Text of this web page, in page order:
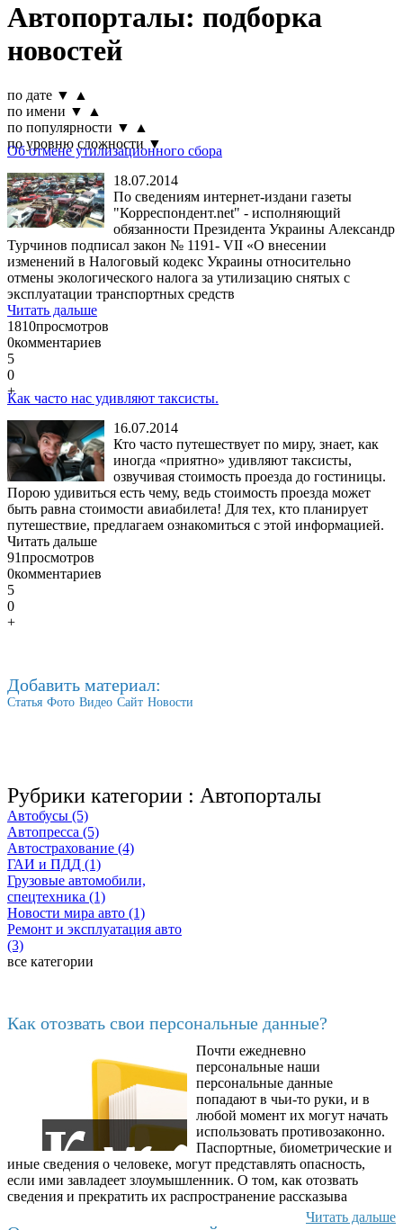
Автопорталы: подборка
новостей
по дате ▼
▲
по имени ▼
▲
по популярности ▼
▲
по уровню сложности ▼
Об отмене утилизационного сбора
18.07.2014
По сведениям интернет-издани газеты
"Корреспондент.net" - исполняющий
обязанности Президента Украины Александр
Турчинов подписал закон № 1191- VII «О внесении
изменений в Налоговый кодекс Украины относительно
отмены экологического налога за утилизацию снятых с
эксплуатации транспортных средств
Читать дальше
1810просмотров
0комментариев
5
0
+
Как часто нас удивляют таксисты.
16.07.2014
Кто часто путешествует по миру, знает, как
иногда «приятно» удивляют таксисты,
озвучивая стоимость проезда до гостиницы.
Порою удивиться есть чему, ведь стоимость проезда может
быть равна стоимости авиабилета! Для тех, кто планирует
путешествие, предлагаем ознакомиться с этой информацией.
Читать дальше
91просмотров
0комментариев
5
0
+
Добавить материал:
Статья Фото Видео Сайт Новости
Рубрики категории : Автопорталы
Автобусы (5)
Автопресса (5)
Автострахование (4)
ГАИ и ПДД (1)
Грузовые автомобили,
спецтехника (1)
Новости мира авто (1)
Ремонт и эксплуатация авто
(3)
все категории
Как отозвать свои персональные данные?
Почти ежедневно
персональные наши
персональные данные
попадают в чьи-то руки, и в
любой момент их могут начать
использовать противозаконно.
Паспортные, биометрические и
иные сведения о человеке, могут представлять опасность,
если ими завладеет злоумышленник. О том, как отозвать
сведения и прекратить их распространение рассказыва
Читать дальше